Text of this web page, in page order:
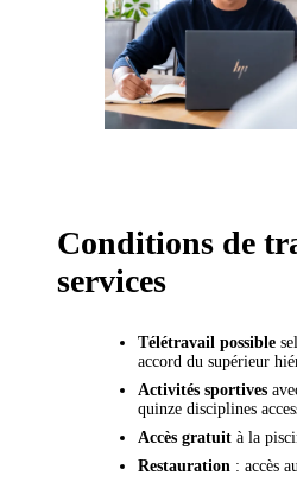
Conditions de
services
Télétravail possible
accord du supérieur
Activités sportives
quinze disciplines
Accès gratuit à la
Restauration : accès